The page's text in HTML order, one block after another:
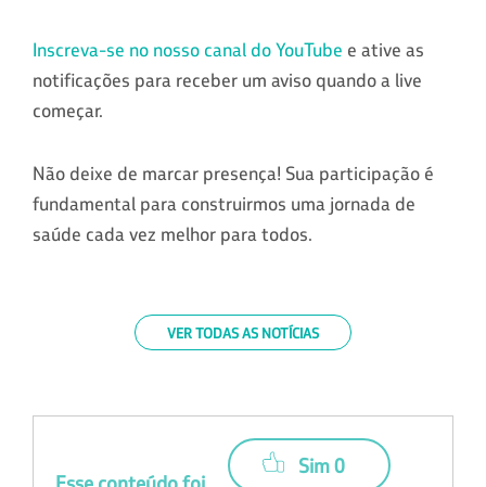
Inscreva-se no nosso canal do YouTube e ative as
notificações para receber um aviso quando a live
começar.
Não deixe de marcar presença! Sua participação é
fundamental para construirmos uma jornada de
saúde cada vez melhor para todos.
VER TODAS AS NOTÍCIAS
Sim 0